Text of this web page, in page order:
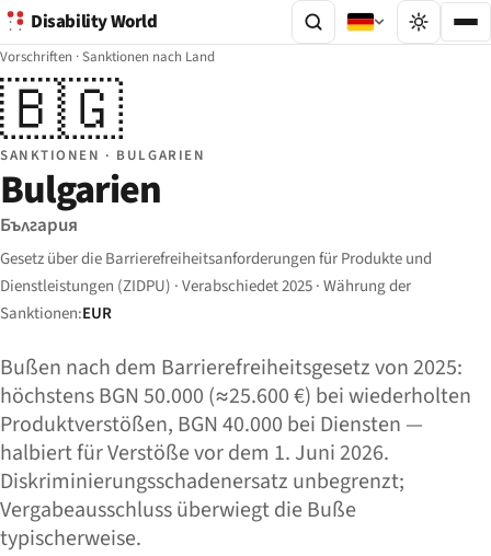
Disability World
Vorschriften ·Sanktionen nach Land
🇧🇬
SANKTIONEN · BULGARIEN
Bulgarien
България
Gesetz über die Barrierefreiheitsanforderungen für Produkte und
Dienstleistungen (ZIDPU) · Verabschiedet 2025 · Währung der
Sanktionen:EUR
Bußen nach dem Barrierefreiheitsgesetz von 2025:
höchstens BGN 50.000 (≈25.600 €) bei wiederholten
Produktverstößen, BGN 40.000 bei Diensten —
halbiert für Verstöße vor dem 1. Juni 2026.
Diskriminierungsschadenersatz unbegrenzt;
Vergabeausschluss überwiegt die Buße
typischerweise.